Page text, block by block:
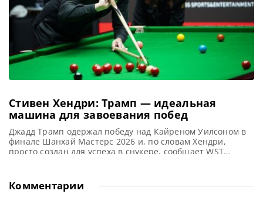
Стивен Хендри: Трамп — идеальная
машина для завоевания побед
Джадд Трамп одержал победу над Кайреном Уилсоном в
финале Шанхай Мастерс 2026 и, по словам Хендри,
просто создан для успеха в снукере, сообщает WST
Эти размышления он высказал в недавнем выпуске
подкаста Snooker Club, касаясь прошедшего турнира
Комментарии